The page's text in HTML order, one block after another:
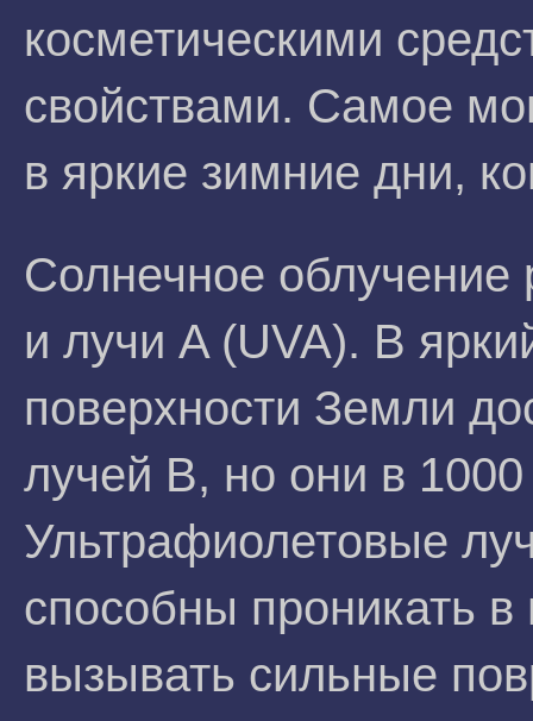
косметическими
свойствами. Самое
в яркие зимние дни,
Солнечное облучение
и лучи A (UVA). В
поверхности Земли
лучей В, но они в
Ультрафиолетовые
способны проникать
вызывать сильные